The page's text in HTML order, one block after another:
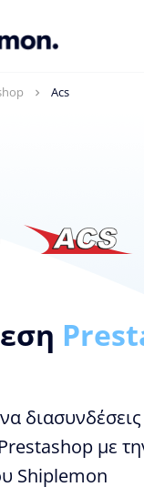
Acs
με
Shiplemon